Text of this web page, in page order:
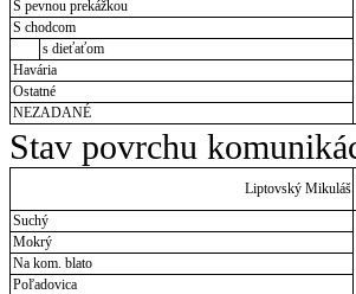
S pevnou prekážkou
S chodcom
s dieťaťom
Havária
Ostatné
NEZADANÉ
Stav povrchu
Liptovský Mikuláš
Suchý
Mokrý
Na kom. blato
Poľadovica